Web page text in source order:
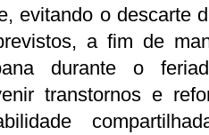
evitando o descarte
a fim de
durante o
transtornos e